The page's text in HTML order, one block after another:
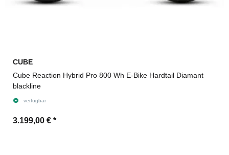
CUBE
Cube Reaction Hybrid Pro 800 Wh E-Bike Hardtail Diamant
blackline
verfügbar
3.199,00 € *